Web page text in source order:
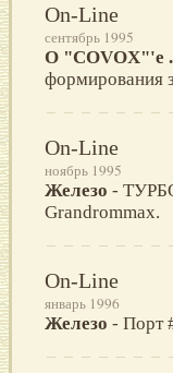
On-Line
сентябрь 1995
О "COVOX"'e
формирования
On-Line
ноябрь 1995
Железо -
Grandrommax.
On-Line
январь 1996
Железо - Порт